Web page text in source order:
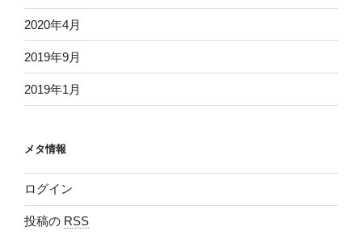
2020年4月
2019年9月
2019年1月
メタ情報
ログイン
投稿の RSS